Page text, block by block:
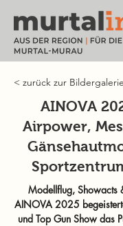
< zurück zur Bildergalerie
AINOVA
Airpower,
Modellflug, Showacts
AINOVA 2025
und Top Gun Show das